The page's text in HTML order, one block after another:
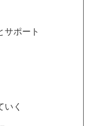
サポート
いく